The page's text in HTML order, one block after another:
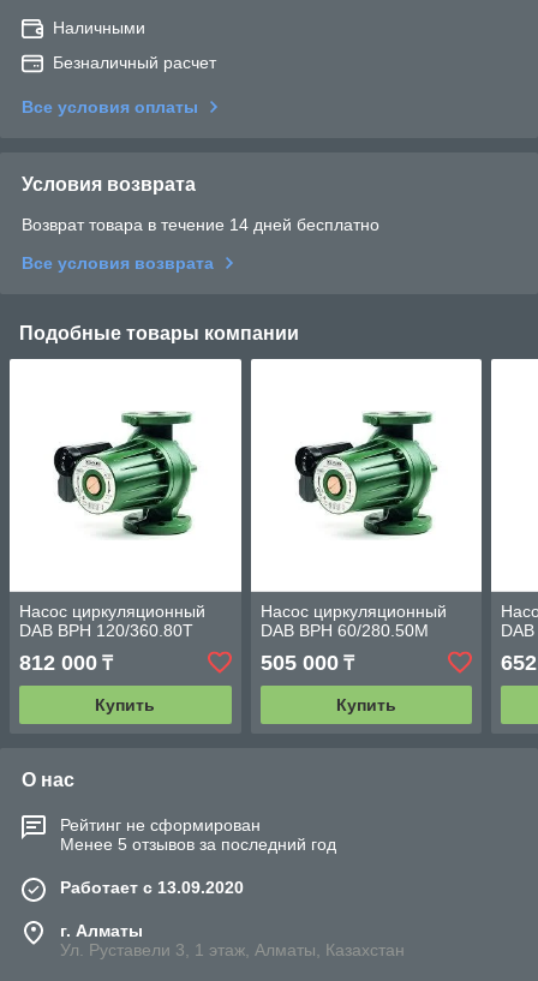
Наличными
Безналичный расчет
Все условия оплаты
Условия возврата
Возврат товара в течение 14 дней бесплатно
Все условия возврата
Подобные товары компании
Насос циркуляционный
DAB BPH 120/360.80Т
812 000 ₸
Купить
Насос циркуляционный
DAB BPH 60/280.50M
505 000₸
Купить
О нас
Рейтинг не сформирован
Менее 5 отзывов за последний год
Работает с 13.09.2020
г. Алматы
Ул. Руставели 3, 1 этаж, Алматы, Казахстан